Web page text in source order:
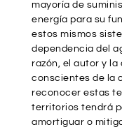
mayoría de
energía para su
estos mismos
dependencia del
razón, el autor y la
conscientes de la
reconocer estas
territorios tendrá
amortiguar o